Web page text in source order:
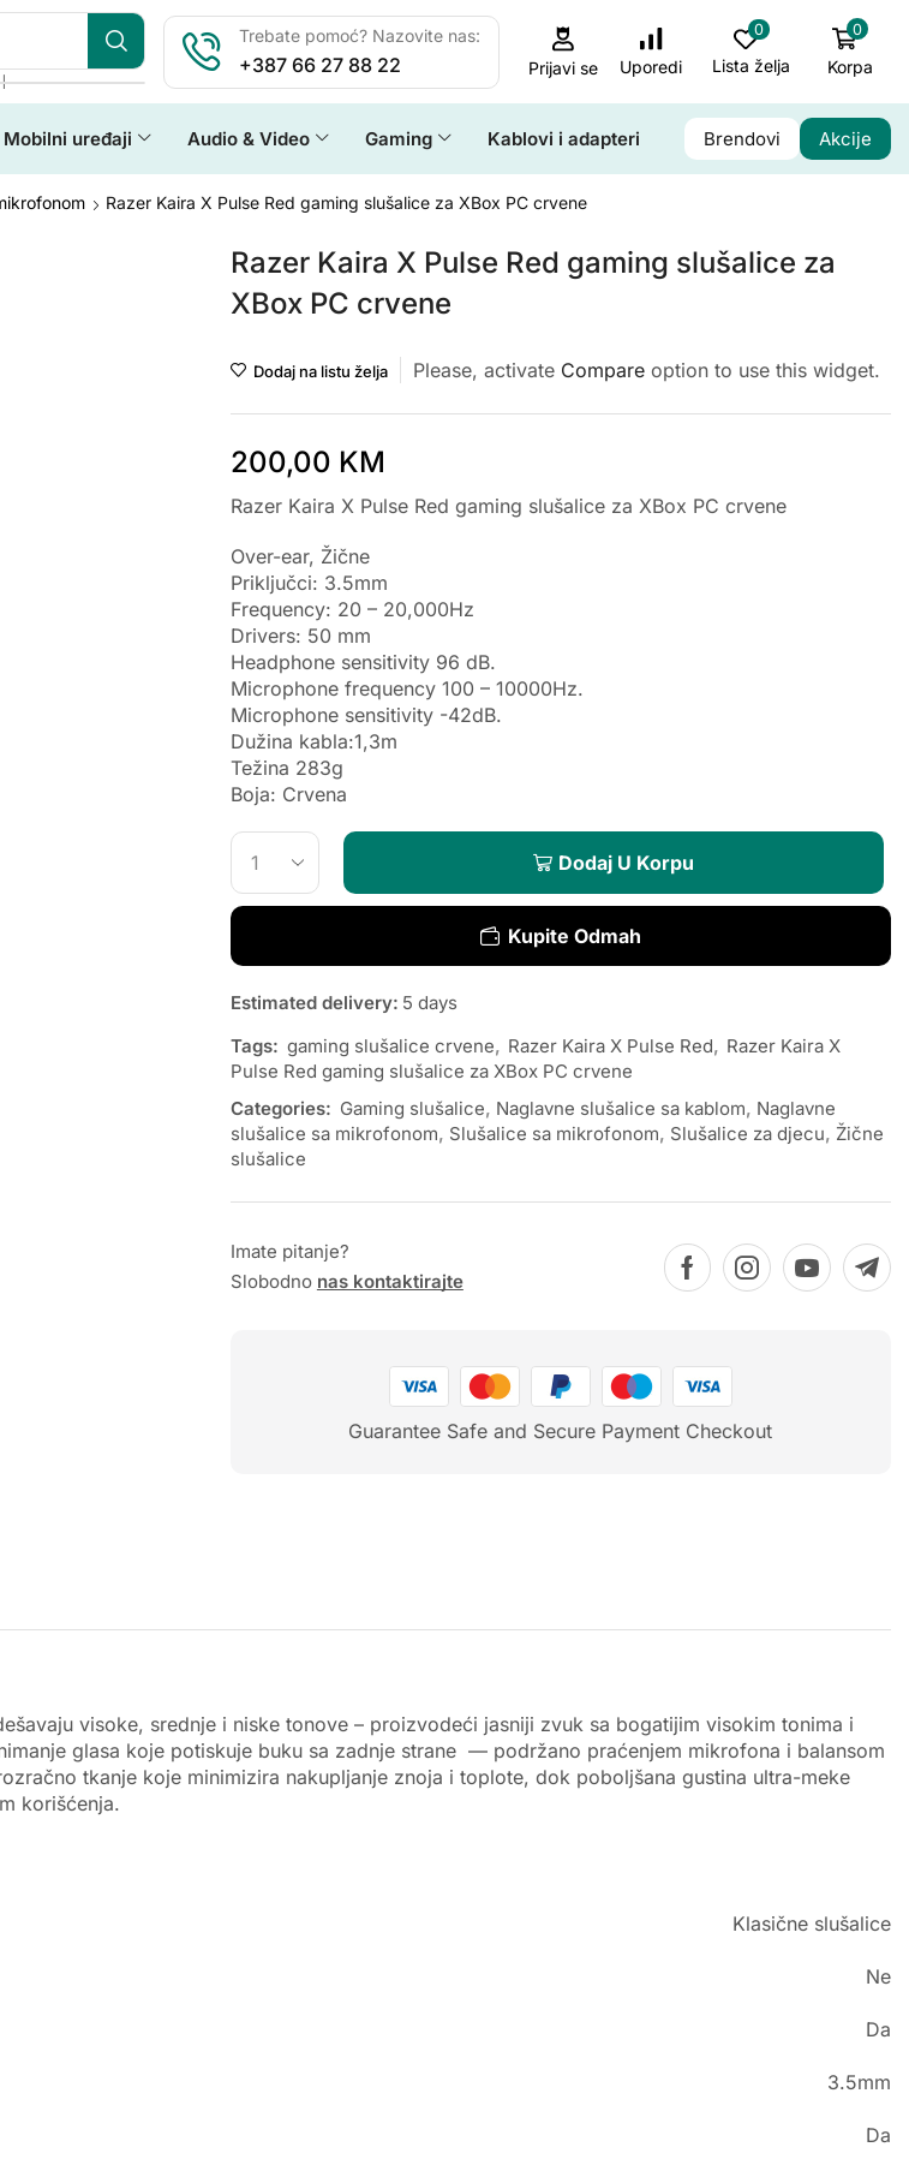
Trebate pomoć? Nazovite nas:
+387 66 27 88 22 Prijavi se Uporedi
0
Lista želja
0
Korpa
Mobilni uređaji Audio & Video Gaming Kablovi i adapteri Brendovi Akcije
Razer Kaira X Pulse Red gaming slušalice za XBox PC crvene
Razer Kaira X Pulse Red gaming slušalice za
XBox PC crvene
Dodaj na listu želja Please, activate Compareoption to use this widget.
200,00 KM
Razer Kaira X Pulse Red gaming slušalice za XBox PC crvene
Over-ear, Žične
Priključci: 3.5mm
Frequency: 20 – 20,000Hz
Drivers: 50 mm
Headphone sensitivity 96 dB.
Microphone frequency 100 – 10000Hz.
Microphone sensitivity -42dB.
Dužina kabla:1,3m
Težina 283g
Boja: Crvena
Dodaj U Korpu
Kupite Odmah
Estimated delivery: 5 days
Tags: gaming slušalice crvene, Razer Kaira X Pulse Red, Razer Kaira X
Pulse Red gaming slušalice za XBox PC crvene
Categories: Gaming slušalice, Naglavne slušalice sa kablom, Naglavne
slušalice sa mikrofonom, Slušalice sa mikrofonom, Slušalice za djecu, Žične
slušalice
Imate pitanje?
Slobodno nas kontaktirajte
Guarantee Safe and Secure Payment Checkout
visoke, srednje i niske tonove – proizvodeći jasniji zvuk sa bogatijim visokim tonima i
glasa koje potiskuje buku sa zadnje strane — podržano praćenjem mikrofona i balansom
tkanje koje minimizira nakupljanje znoja i toplote, dok poboljšana gustina ultra-meke
korišćenja.
Klasične slušalice
Ne
Da
3.5mm
Da